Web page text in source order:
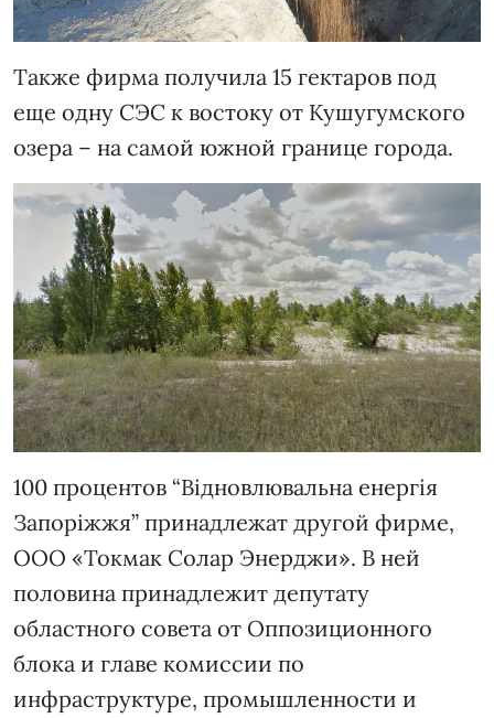
Также фирма получила 15 гектаров под
еще одну СЭС к востоку от Кушугумского
озера – на самой южной границе города.
100 процентов “Відновлювальна енергія
Запоріжжя” принадлежат другой фирме,
ООО «Токмак Солар Энерджи». В ней
половина принадлежит депутату
областного совета от Оппозиционного
блока и главе комиссии по
инфраструктуре, промышленности и